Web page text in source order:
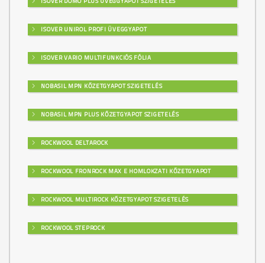
ISOVER UNIROL PROFI ÜVEGGYAPOT
ISOVER VARIO MULTIFUNKCIÓS FÓLIA
NOBASIL MPN KŐZETGYAPOT SZIGETELÉS
NOBASIL MPN PLUS KŐZETGYAPOT SZIGETELÉS
ROCKWOOL DELTAROCK
ROCKWOOL FRONROCK MAX E HOMLOKZATI KŐZETGYAPOT
ROCKWOOL MULTIROCK KŐZETGYAPOT SZIGETELÉS
ROCKWOOL STEPROCK